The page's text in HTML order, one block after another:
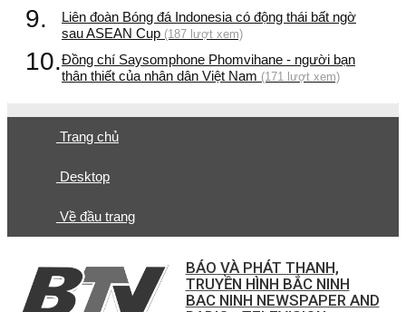
9.
Liên đoàn Bóng đá Indonesia có động thái bất ngờ
sau ASEAN Cup (187 lượt xem)
10.Đồng chí Saysomphone Phomvihane - người bạn
thân thiết của nhân dân Việt Nam (171 lượt xem)
Trang chủ
Desktop
Về đầu trang
BÁO VÀ PHÁT THANH,
TRUYỀN HÌNH BẮC NINH
BAC NINH NEWSPAPER AND